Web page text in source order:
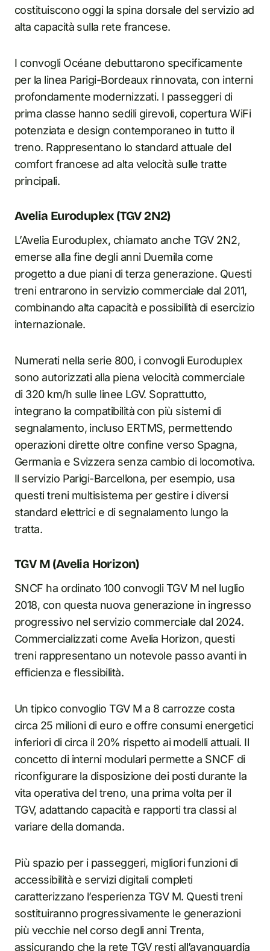
costituiscono oggi la spina dorsale del servizio ad
alta capacità sulla rete francese.
I convogli Océane debuttarono specificamente
per la linea Parigi-Bordeaux rinnovata, con interni
profondamente modernizzati. I passeggeri di
prima classe hanno sedili girevoli, copertura WiFi
potenziata e design contemporaneo in tutto il
treno. Rappresentano lo standard attuale del
comfort francese ad alta velocità sulle tratte
principali.
Avelia Euroduplex (TGV 2N2)
L’Avelia Euroduplex, chiamato anche TGV 2N2,
emerse alla fine degli anni Duemila come
progetto a due piani di terza generazione. Questi
treni entrarono in servizio commerciale dal 2011,
combinando alta capacità e possibilità di esercizio
internazionale.
Numerati nella serie 800, i convogli Euroduplex
sono autorizzati alla piena velocità commerciale
di 320 km/h sulle linee LGV. Soprattutto,
integrano la compatibilità con più sistemi di
segnalamento, incluso ERTMS, permettendo
operazioni dirette oltre confine verso Spagna,
Germania e Svizzera senza cambio di locomotiva.
Il servizio Parigi-Barcellona, per esempio, usa
questi treni multisistema per gestire i diversi
standard elettrici e di segnalamento lungo la
tratta.
TGV M (Avelia Horizon)
SNCF ha ordinato 100 convogli TGV M nel luglio
2018, con questa nuova generazione in ingresso
progressivo nel servizio commerciale dal 2024.
Commercializzati come Avelia Horizon, questi
treni rappresentano un notevole passo avanti in
efficienza e flessibilità.
Un tipico convoglio TGV M a 8 carrozze costa
circa 25 milioni di euro e offre consumi energetici
inferiori di circa il 20% rispetto ai modelli attuali. Il
concetto di interni modulari permette a SNCF di
riconfigurare la disposizione dei posti durante la
vita operativa del treno, una prima volta per il
TGV, adattando capacità e rapporti tra classi al
variare della domanda.
Più spazio per i passeggeri, migliori funzioni di
accessibilità e servizi digitali completi
caratterizzano l’esperienza TGV M. Questi treni
sostituiranno progressivamente le generazioni
più vecchie nel corso degli anni Trenta,
assicurando che la rete TGV resti all’avanguardia